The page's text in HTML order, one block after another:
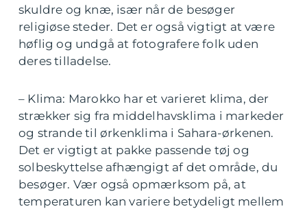
skuldre og knæ, især når de besøger
religiøse steder. Det er også vigtigt at være
høflig og undgå at fotografere folk uden
deres tilladelse.
– Klima: Marokko har et varieret klima, der
strækker sig fra middelhavsklima i markeder
og strande til ørkenklima i Sahara-ørkenen.
Det er vigtigt at pakke passende tøj og
solbeskyttelse afhængigt af det område, du
besøger. Vær også opmærksom på, at
temperaturen kan variere betydeligt mellem